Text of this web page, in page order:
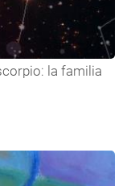
la familia